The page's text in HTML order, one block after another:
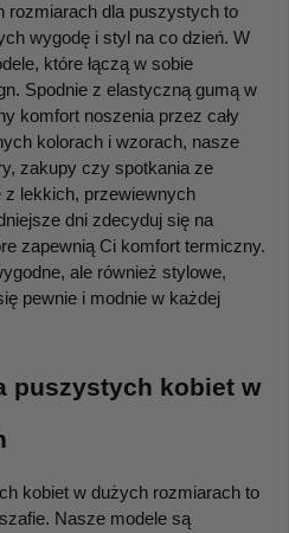
rozmiarach dla puszystych to
wygodę i styl na co dzień. W
które łączą w sobie
Spodnie z elastyczną gumą w
komfort noszenia przez cały
kolorach i wzorach, nasze
zakupy czy spotkania ze
z lekkich, przewiewnych
dni zdecyduj się na
zapewnią Ci komfort termiczny.
ale również stylowe,
pewnie i modnie w każdej
puszystych kobiet w
kobiet w dużych rozmiarach to
Nasze modele są